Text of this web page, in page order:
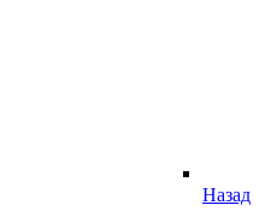
Назад